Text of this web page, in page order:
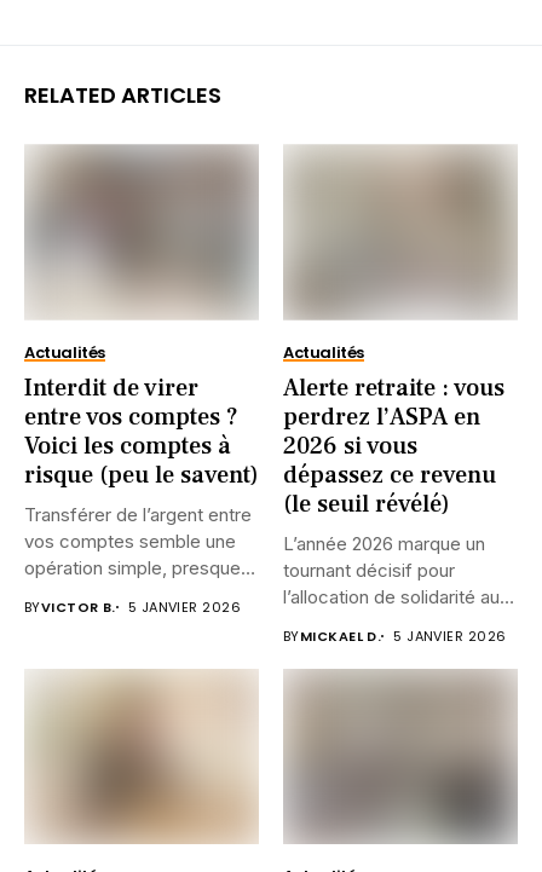
RELATED ARTICLES
Actualités
Interdit de virer
entre vos comptes ?
Voici les comptes à
risque (peu le savent)
Transférer de l’argent entre
vos comptes semble une
opération simple, presque
BYVICTOR B. 5 JANVIER 2026
Actualités
Alerte retraite : vous
perdrez l’ASPA en
2026 si vous
dépassez ce revenu
(le seuil révélé)
L’année 2026 marque un
tournant décisif pour
l’allocation de solidarité aux
BYMICKAEL D. 5 JANVIER 2026